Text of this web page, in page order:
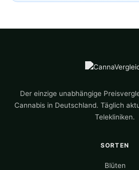
Der einzige unabhängige
Cannabis in Deutschland. Täglich
Telekliniken.
SORTEN
Blüten